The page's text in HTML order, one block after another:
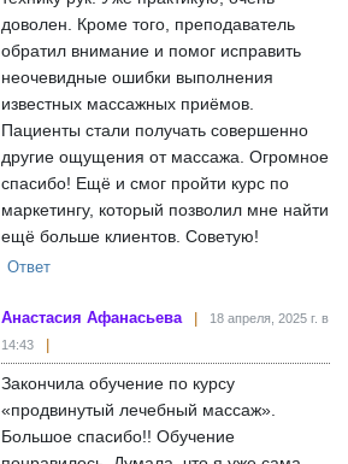
доволен. Кроме того, преподаватель
обратил внимание и помог исправить
неочевидные ошибки выполнения
известных массажных приёмов.
Пациенты стали получать совершенно
другие ощущения от массажа. Огромное
спасибо! Ещё и смог пройти курс по
маркетингу, который позволил мне найти
ещё больше клиентов. Советую!
Ответ
Анастасия Афанасьева
18 апреля, 2025 г. в
14:43
Закончила обучение по курсу
«продвинутый лечебный массаж».
Большое спасибо!! Обучение